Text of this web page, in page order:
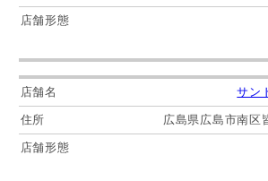
サン
広島県広島市南区